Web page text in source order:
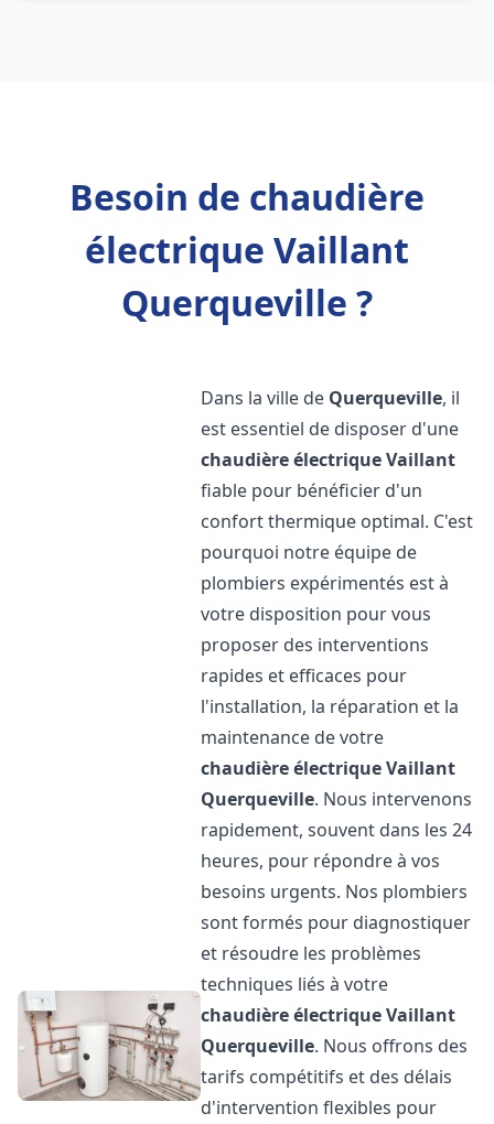
Besoin de chaudière
électrique Vaillant
Querqueville ?
Dans la ville de Querqueville, il
est essentiel de disposer d'une
chaudière électrique Vaillant
fiable pour bénéficier d'un
confort thermique optimal. C'est
pourquoi notre équipe de
plombiers expérimentés est à
votre disposition pour vous
proposer des interventions
rapides et efficaces pour
l'installation, la réparation et la
maintenance de votre
chaudière électrique Vaillant
Querqueville. Nous intervenons
rapidement, souvent dans les 24
heures, pour répondre à vos
besoins urgents. Nos plombiers
sont formés pour diagnostiquer
et résoudre les problèmes
techniques liés à votre
chaudière électrique Vaillant
Querqueville. Nous offrons des
tarifs compétitifs et des délais
d'intervention flexibles pour